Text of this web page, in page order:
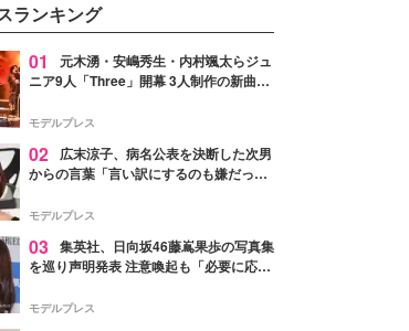
デルの宮城舞と島村雄大の特別対
談をお届け！それぞれの視点か
ら、今作ならではの魅力や予想外
の感動をもたらす奥深いストーリ
た。
ランキング
01
元木湧・安嶋秀生・内村颯太らジュ
ニア9人「Three」開幕 3人制作の新曲＆
進んで夢を掴みたい」【ゲネプロレポ】
モデルプレス
02
広末涼子、病名公表を決断した次男
からの言葉「言い訳にするのも嫌だっ
モデルプレス
03 集英社、日向坂46藤嶌果歩の写真集
を巡り声明発表 注意喚起も「必要に応じ
モデルプレス